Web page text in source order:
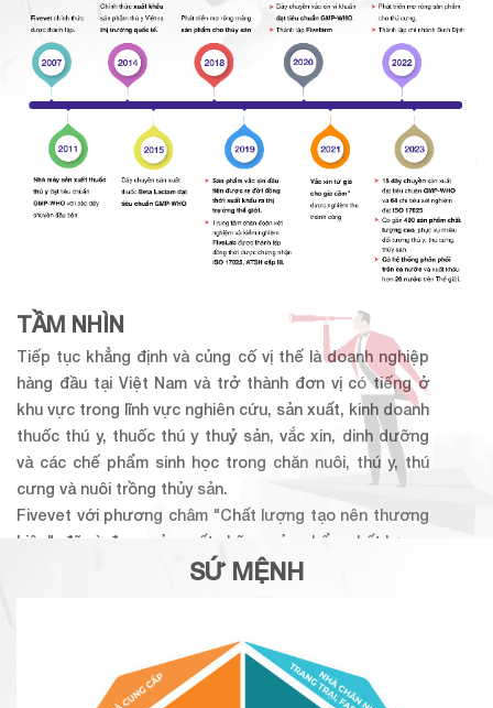
TẦM NHÌN
Tiếp tục khẳng định và củng cố vị thế là doanh nghiệp
hàng đầu tại Việt Nam và trở thành đơn vị có tiếng ở
khu vực trong lĩnh vực nghiên cứu, sản xuất, kinh doanh
thuốc thú y, thuốc thú y thuỷ sản, vắc xin, dinh dưỡng
và các chế phẩm sinh học trong chăn nuôi, thú y, thú
cưng và nuôi trồng thủy sản.
Fivevet với phương châm "Chất lượng tạo nên thương
hiệu", đã và đang sản xuất những sản phẩm chất lượng
vì sức khỏe vật nuôi, vì sức khỏe cộng đồng bền
SỨ MỆNH